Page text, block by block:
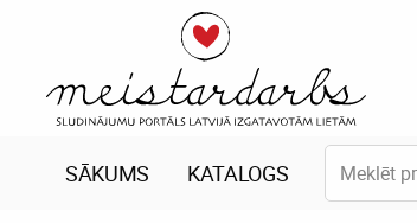
SĀKUMS KATALOGS